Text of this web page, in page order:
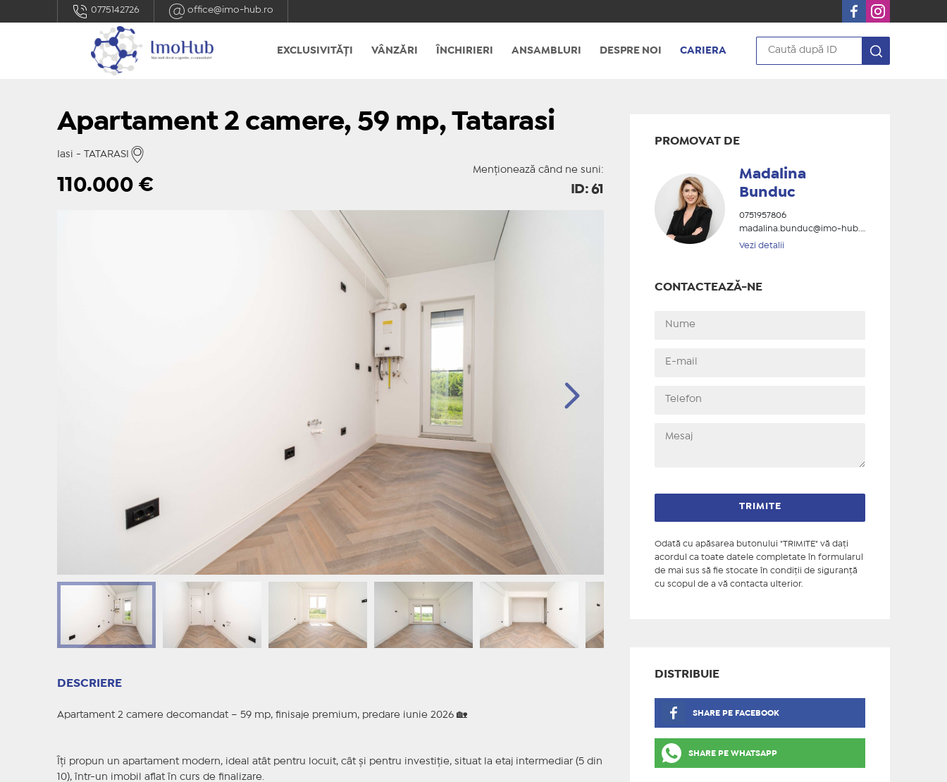
0775142726 office@imo-hub.ro
EXCLUSIVITĂȚI VÂNZĂRI ÎNCHIRIERI ANSAMBLURI DESPRE NOI CARIERA
Apartament 2 camere, 59 mp, Tatarasi
Iasi - TATARASI
Menționează când ne suni:
110.000 € ID: 61
DESCRIERE
Apartament 2 camere decomandat – 59 mp, finisaje premium, predare iunie 2026 🏡
Îți propun un apartament modern, ideal atât pentru locuit, cât și pentru investiție, situat la etaj intermediar (5 din
10), într-un imobil aflat în curs de finalizare.
PROMOVAT DE
Madalina
Bunduc
0751957806
Vezi detalii
CONTACTEAZĂ-NE
Odată cu apăsarea butonului "TRIMITE" vă daţi
acordul ca toate datele completate în formularul
de mai sus să fie stocate în condiţii de siguranţă
cu scopul de a vă contacta ulterior.
DISTRIBUIE
SHARE PE FACEBOOK
SHARE PE WHATSAPP